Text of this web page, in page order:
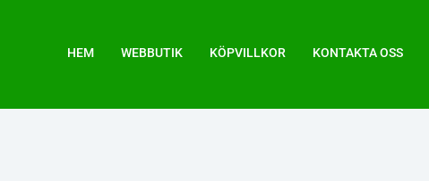
HEM WEBBUTIK KÖPVILLKOR KONTAKTA OSS